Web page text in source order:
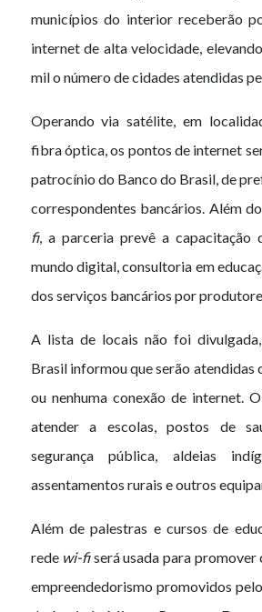
municípios do interior receberão
internet de alta velocidade,
mil o número de cidades atendidas
Operando via satélite, em
fibra óptica, os pontos de internet
patrocínio do Banco do Brasil, de
correspondentes bancários. Além
fi, a parceria prevê a capacitação
mundo digital, consultoria em
dos serviços bancários por
A lista de locais não foi
Brasil informou que serão atendidas
ou nenhuma conexão de internet.
atender a escolas, postos de
segurança pública, aldeias
assentamentos rurais e outros
Além de palestras e cursos de
rede wi-fiserá usada para promover
empreendedorismo promovidos